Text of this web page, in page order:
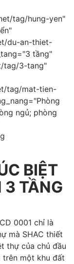
tag/hung-yen"
du-an-thiet-
tầng"
tag/3-tang"
tag/mat-tien-
ngủ; phòng
BIỆT
3 TẦNG
0001 chỉ là
mà SHAC thiết
thự của chủ đầu
trên một khu đất